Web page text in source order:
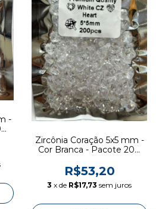
-
Zircônia Coração 5x5 mm -
Cor Branca - Pacote 200
R$53,20
3 x de R$17,73 sem juros